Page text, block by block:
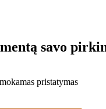
savo
pristatymas